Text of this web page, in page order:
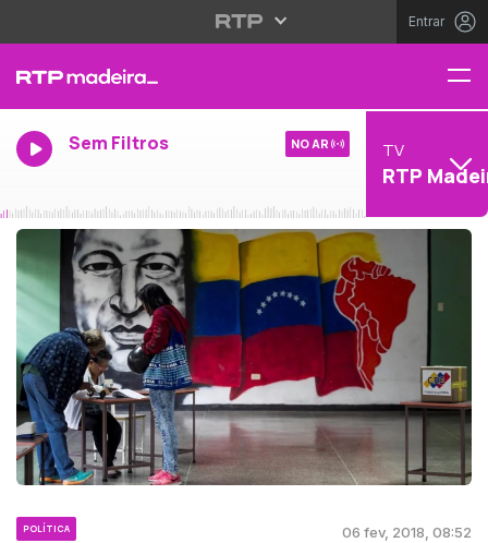
Entrar
Sem Filtros NO AR TV
RTP
POLÍTICA 06 fev, 2018, 08:52